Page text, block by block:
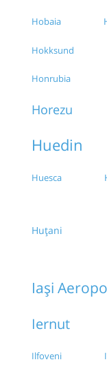
Hobaia
Hokksund
Honrubia
Horezu
Huedin
Huesca
Huțani
Iași
Iernut
Ilfoveni